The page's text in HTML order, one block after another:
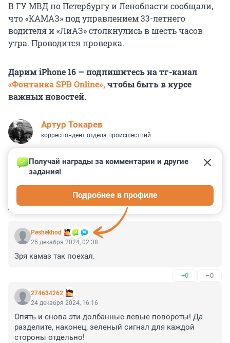
В ГУ МВД по Петербургу и Ленобласти сообщали,
что «КАМАЗ» под управлением 33-летнего
водителя и «ЛиАЗ» столкнулись в шесть часов
утра. Проводится проверка.
Дарим iPhone 16 — подпишитесь на тг-канал
«Фонтанка SPB Online»,чтобы быть в курсе
важных новостей.
Артур Токарев
корреспондент отдела происшествий
КОММЕНТАРИИ 13
Peshekhod
Получай награды за комментарии и другие
задания!
Подробнее в профиле
25 декабря 2024, 02:38
Зря камаз так поехал.
+0 –0
274634262
24 декабря 2024, 16:16
Опять и снова эти долбанные левые повороты! Да
разделите, наконец, зеленый сигнал для каждой
стороны отдельно!